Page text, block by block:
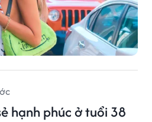
hạnh phúc ở tuổi 38